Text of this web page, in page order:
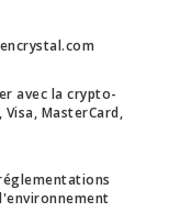
avec la crypto-
MasterCard,